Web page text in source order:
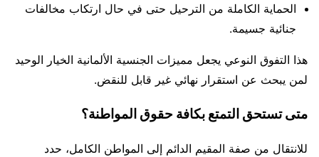
الحماية الكاملة من الترحيل حتى في حال ارتكاب مخالفات
جنائية جسيمة.
هذا التفوق النوعي يجعل مميزات الجنسية الألمانية الخيار الوحيد
لمن يبحث عن استقرار نهائي غير قابل للنقض.
متى تستحق التمتع بكافة حقوق المواطنة؟
للانتقال من صفة المقيم الدائم إلى المواطن الكامل، حدد